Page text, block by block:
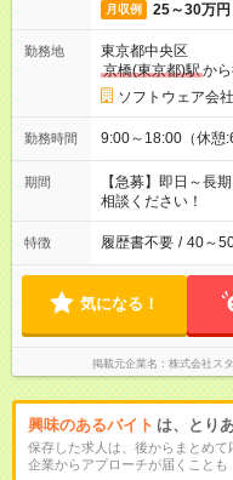
月収例 25～30万円
勤務地
東京都中央区
京橋(東京都)駅か
ソフトウェア会社
勤務時間 9:00～18:00（休
期間
【急募】即日～
相談ください！
特徴 履歴書不要 / 40～
気になる！
掲載元企業名 株式会社ス
興味のあるバイト は、とり
保存した求人は、後からまとめて
企業からアプローチが届くことも